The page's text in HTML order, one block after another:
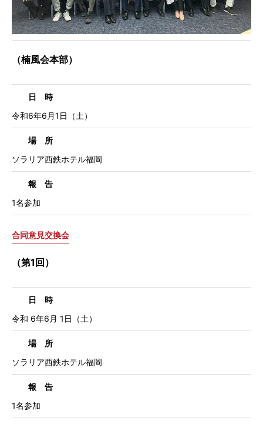
（楠風会本部）
日 時
令和6年6月1日（土）
場 所
ソラリア西鉄ホテル福岡
報 告
1名参加
合同意見交換会
（第1回）
日 時
令和 6年6月 1日（土）
場 所
ソラリア西鉄ホテル福岡
報 告
1名参加